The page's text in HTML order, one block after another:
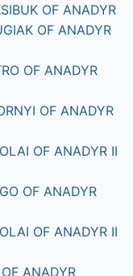
OF ANADYR
OF ANADYR
OF ANADYR
OF ANADYR
OF ANADYR II
OF ANADYR
OF ANADYR II
ANADYR